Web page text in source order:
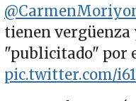
tienen vergüenza
"publicitado" por
pic.twitter.com/